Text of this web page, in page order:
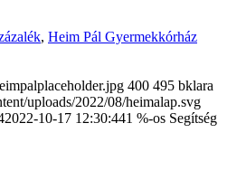
, Heim Pál Gyermekkórház
400 495 bklara
uploads/2022/08/heimalap.svg
2022-10-17 12:30:441 %-os Segítség